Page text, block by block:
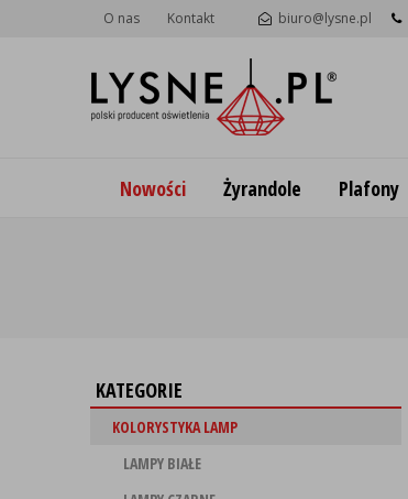
O nas Kontakt biuro@lysne.pl
Nowości Żyrandole Plafony
KATEGORIE
KOLORYSTYKA LAMP
LAMPY BIAŁE